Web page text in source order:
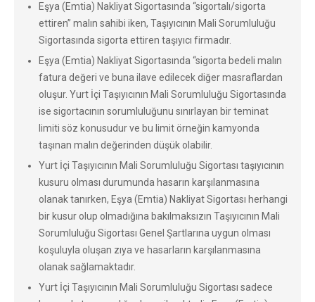
Eşya (Emtia) Nakliyat Sigortasında “sigortalı/sigorta
ettiren” malın sahibi iken, Taşıyıcının Mali Sorumluluğu
Sigortasında sigorta ettiren taşıyıcı firmadır.
Eşya (Emtia) Nakliyat Sigortasında “sigorta bedeli malın
fatura değeri ve buna ilave edilecek diğer masraflardan
oluşur. Yurt İçi Taşıyıcının Mali Sorumluluğu Sigortasında
ise sigortacının sorumluluğunu sınırlayan bir teminat
limiti söz konusudur ve bu limit örneğin kamyonda
taşınan malın değerinden düşük olabilir.
Yurt İçi Taşıyıcının Mali Sorumluluğu Sigortası taşıyıcının
kusuru olması durumunda hasarın karşılanmasına
olanak tanırken, Eşya (Emtia) Nakliyat Sigortası herhangi
bir kusur olup olmadığına bakılmaksızın Taşıyıcının Mali
Sorumluluğu Sigortası Genel Şartlarına uygun olması
koşuluyla oluşan zıya ve hasarların karşılanmasına
olanak sağlamaktadır.
Yurt İçi Taşıyıcının Mali Sorumluluğu Sigortası sadece